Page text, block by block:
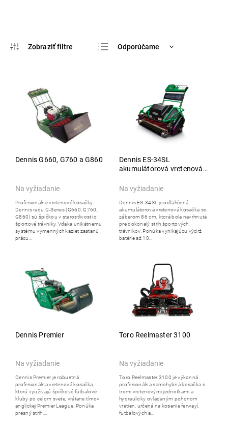
Odporúčame
Najpredávanejšie
Abecedne
Dennis G660, G760 a G860
Na vyžiadanie
Profesionálne vretenové kosačky
Dennis radu G-Series (G660, G760,
G860) sú špičkou v starostlivosti o
športové trávniky. Vďaka unikátnemu
systému výmenných kaziet zastanú
prácu...
Dennis ES-34SL
akumulátorová vretenová
Na vyžiadanie
Dennis ES-34SL je odľahčená
akumulátorová vretenová kosačka so
záberom 86 cm, ktorá bola navrhnutá
pre dokonalý strih športových
trávnikov. Ponúka vynikajúcu výdrž
batérie až 10...
Dennis Premier
Na vyžiadanie
Dennis Premier je robustná
profesionálna vretenová kosačka,
ktorú využívajú špičkové futbalové
kluby po celom svete, vrátane tímov
anglickej Premier League. Ponúka
presný strih,...
Toro Reelmaster 3100
Na vyžiadanie
Toro Reelmaster 3100 je výkonná
profesionálna samohybná kosačka s
tromi vretenovými jednotkami a
hydraulicky ovládaným pohonom
vretien, určená na kosenie ferwayí,
futbalových a...